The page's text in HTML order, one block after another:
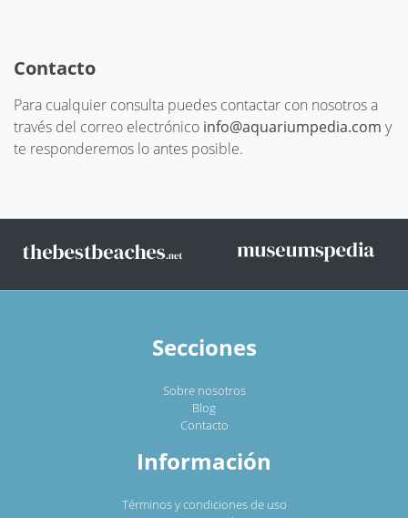
Contacto
Para cualquier consulta puedes contactar con nosotros a
través del correo electrónico info@aquariumpedia.com y
te responderemos lo antes posible.
Secciones
Sobre nosotros
Blog
Contacto
Información
Términos y condiciones de uso